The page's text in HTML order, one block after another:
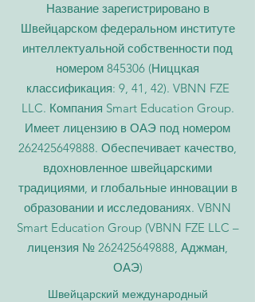
Название зарегистрировано в
Швейцарском федеральном институте
интеллектуальной собственности под
номером 845306 (Ниццкая
классификация: 9, 41, 42). VBNN FZE
LLC. Компания Smart Education Group.
Имеет лицензию в ОАЭ под номером
262425649888. Обеспечивает качество,
вдохновленное швейцарскими
традициями, и глобальные инновации в
образовании и исследованиях. VBNN
Smart Education Group (VBNN FZE LLC –
лицензия № 262425649888, Аджман,
ОАЭ)
Швейцарский международный